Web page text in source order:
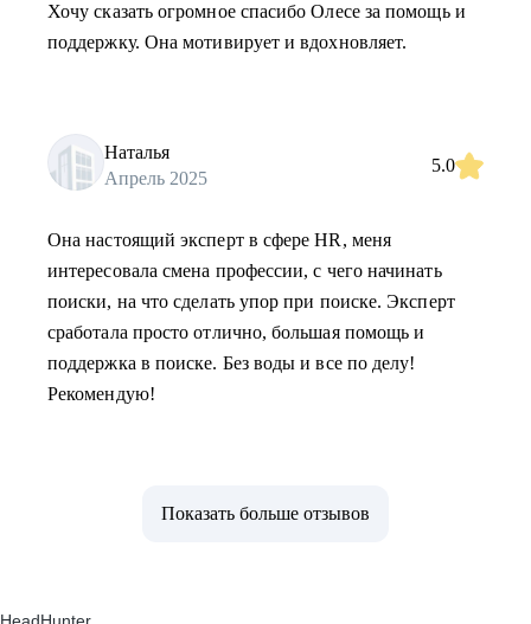
Хочу сказать огромное спасибо Олесе за помощь и
поддержку. Она мотивирует и вдохновляет.
Наталья
Апрель 2025
5.0
Она настоящий эксперт в сфере HR, меня
интересовала смена профессии, с чего начинать
поиски, на что сделать упор при поиске. Эксперт
сработала просто отлично, большая помощь и
поддержка в поиске. Без воды и все по делу!
Рекомендую!
Показать больше отзывов